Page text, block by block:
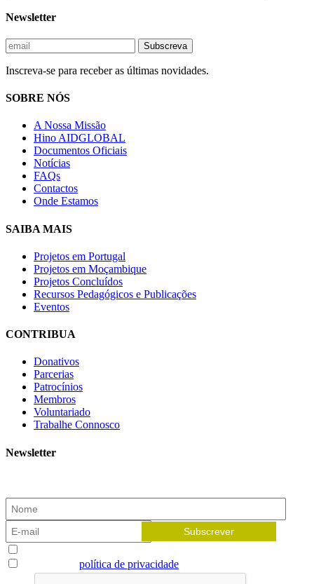
Newsletter
Inscreva-se para receber as últimas novidades.
SOBRE NÓS
A Nossa Missão
Hino AIDGLOBAL
Documentos Oficiais
Notícias
FAQs
Contactos
Onde Estamos
SAIBA MAIS
Projetos em Portugal
Projetos em Moçambique
Projetos Concluídos
Recursos Pedagógicos e Publicações
Eventos
CONTRIBUA
Donativos
Parcerias
Patrocínios
Membros
Voluntariado
Trabalhe Connosco
Newsletter
política de privacidade